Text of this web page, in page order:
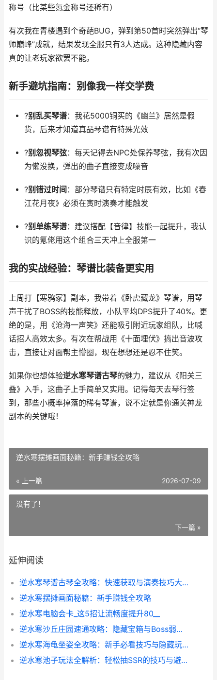
称号（比某些氪金称号还稀有）
有次我在青楼遇到个奇葩BUG，弹到第50首时突然弹出“琴
师巅峰”成就，结果发现全服只有3人达成。这种隐藏内容
真的让老玩家欲罢不能。
新手避坑指南：别像我一样交学费
?别乱买琴谱：我花5000铜买的《幽兰》居然是假
货，后来才知道真品琴谱有特殊光效
?别忽视琴弦：每天记得去NPC处保养琴弦，我有次因
为懒没换，弹出的曲子直接变成噪音
?别错过时间 ：部分琴谱只有特定时辰有效，比如《春
江花月夜》必须在寅时演奏才能触发
?别单练琴谱：建议搭配【音律】技能一起提升，我认
识的氪佬用这个组合三天冲上全服第一
我的实战经验：琴谱比装备更实用
上周打【寒鸦冢】副本，我带着《卧虎藏龙》琴谱，用琴
声干扰了BOSS的技能释放，小队平均DPS提升了40%。更
绝的是，用《沧海一声笑》还能吸引附近玩家组队，比喊
话招人高效太多。有次在帮战用《十面埋伏》搞出音波攻
击，直接让对面帮主懵圈，现在想想还是忍不住笑。
如果你也想体验逆水寒琴谱古琴的魅力，建议从《阳关三
叠》入手，这曲子上手简单又实用。记得每天去琴行签
到，那些小概率掉落的稀有琴谱，说不定就是你通关神龙
副本的关键哦！
逆水寒摆摊画面秘籍：新手赚钱全攻略
« 上一篇 2026-07-09
没有了！
下一篇 »
延伸阅读
逆水寒琴谱古琴全攻略：快速获取与演奏技巧大揭秘
逆水寒摆摊画面秘籍：新手赚钱全攻略
逆水寒电脑会卡_这5招让流畅度提升80__
逆水寒沙丘庄园速通攻略：隐藏宝箱与Boss弱点全解析
逆水寒海龟坐姿全攻略：新手必看技巧与隐藏玩法
逆水寒池子玩法全解析：轻松抽SSR的技巧与避坑指南